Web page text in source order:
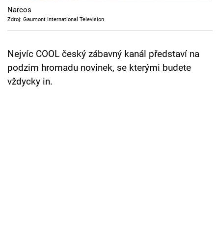
TV Program
Přihlášení
Narcos
Zdroj: Gaumont International Television
Nejvíc COOL český zábavný kanál představí na
podzim hromadu novinek, se kterými budete
vždycky in.